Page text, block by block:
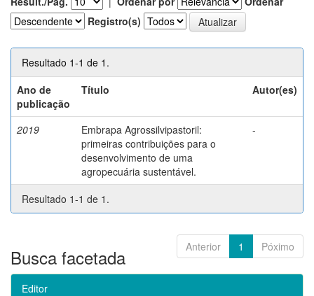
Registro(s)
Resultado 1-1 de 1.
Ano de
publicação
Título Autor(es)
2019
Embrapa Agrossilvipastoril:
primeiras contribuições para o
desenvolvimento de uma
agropecuária sustentável.
-
Resultado 1-1 de 1.
Anterior 1 Póximo
Busca facetada
Editor